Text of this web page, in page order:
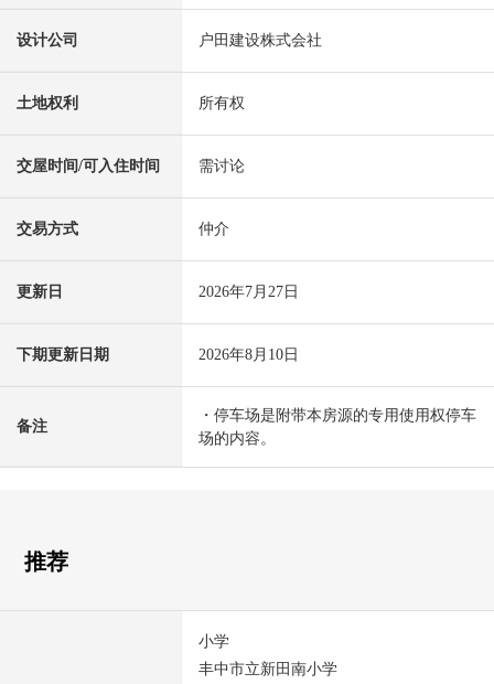
设计公司 户田建设株式会社
土地权利 所有权
交屋时间/可入住时间 需讨论
交易方式 仲介
更新日 2026年7月27日
下期更新日期 2026年8月10日
备注
・停车场是附带本房源的专用使用权停车
场的内容。
推荐
小学
丰中市立新田南小学